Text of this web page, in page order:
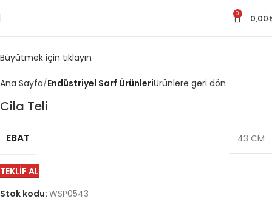
0 0,00
Büyütmek için tıklayın
Ana Sayfa Endüstriyel Sarf ÜrünleriÜrünlere geri dön
Cila Teli
EBAT 43 CM
TEKLIF AL
Stok kodu: WSP0543